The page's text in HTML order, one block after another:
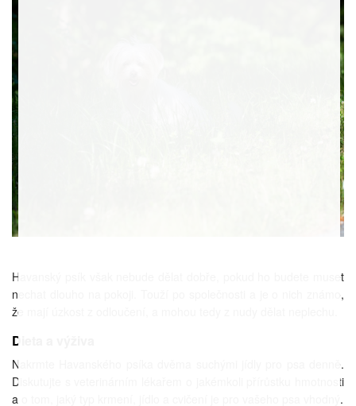
Havanský psík však nebude dělat dobře, pokud ho budete muset
nechat dlouho na pokoji. Touží po společnosti a je o nich známo,
že mají úzkost z odloučení, a mohou tedy z nudy dělat neplechu.
Dieta a výživa
Nakrmte Havanského psíka dvěma suchými jídly pro psa denně.
Diskutujte s veterinárním lékařem o jakémkoli přírůstku hmotnosti
a o tom, jaký typ krmení, jídlo a cvičení je pro vašeho psa vhodný.